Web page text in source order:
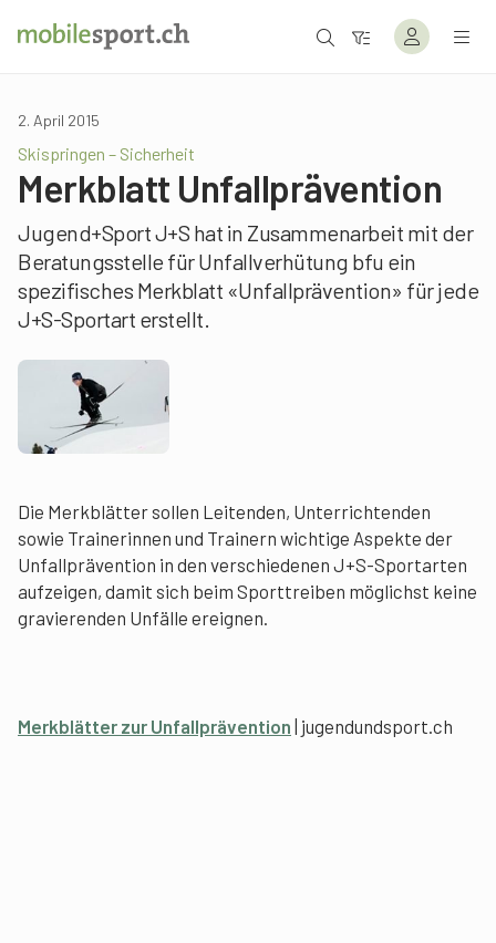
2. April 2015
Skispringen – Sicherheit
Merkblatt Unfallprävention
Jugend+Sport J+S hat in Zusammenarbeit mit der
Beratungsstelle für Unfallverhütung bfu ein
spezifisches Merkblatt «Unfallprävention» für jede
J+S-Sportart erstellt.
Die Merkblätter sollen Leitenden, Unterrichtenden
sowie Trainerinnen und Trainern wichtige Aspekte der
Unfallprävention in den verschiedenen J+S-Sportarten
aufzeigen, damit sich beim Sporttreiben möglichst keine
gravierenden Unfälle ereignen.
Merkblätter zur Unfallprävention | jugendundsport.ch